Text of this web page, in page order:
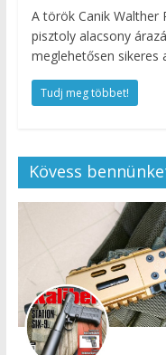
A török Canik Walther
pisztoly alacsony
meglehetősen sikeres
Tudj meg többet!
Kövess